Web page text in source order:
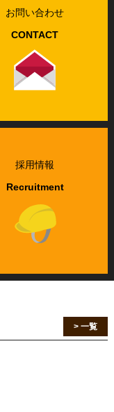
お問い合わせ
CONTACT
採用情報
Recruitment
> 一覧